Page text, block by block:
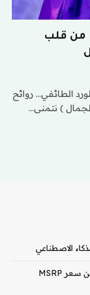
من قلب
الطائفي… روائح
) نتمنى…
تبيع Best Buy بطاقة RTX 5080 بسعر أعلى من سعر MSRP